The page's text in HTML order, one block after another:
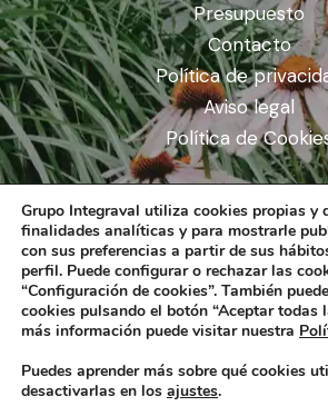
Presupuesto
Contacto
Política de
Aviso legal
Política de
Grupo Integraval utiliza cookies propias y
finalidades analíticas y para mostrarle
con sus preferencias a partir de sus
perfil. Puede configurar o rechazar las
“Configuración de cookies”. También
cookies pulsando el botón “Aceptar todas
más información puede visitar nuestra
Puedes aprender más sobre qué cookies
desactivarlas en los ajustes.